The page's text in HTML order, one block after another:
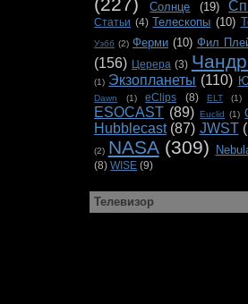
Солнце (19)
Статьи (4) Телескопы (10)
Уэбб (2) Ферми (10) Фил
(156) Церера (3)
(1) Экзопланеты (110)
Dawn (1) eClips (8) ELT (1)
ESOCAST (89) Euclid (1)
Hubblecast (87) JWST
(2) NASA (309)
(8) WISE (9)
Телевизор